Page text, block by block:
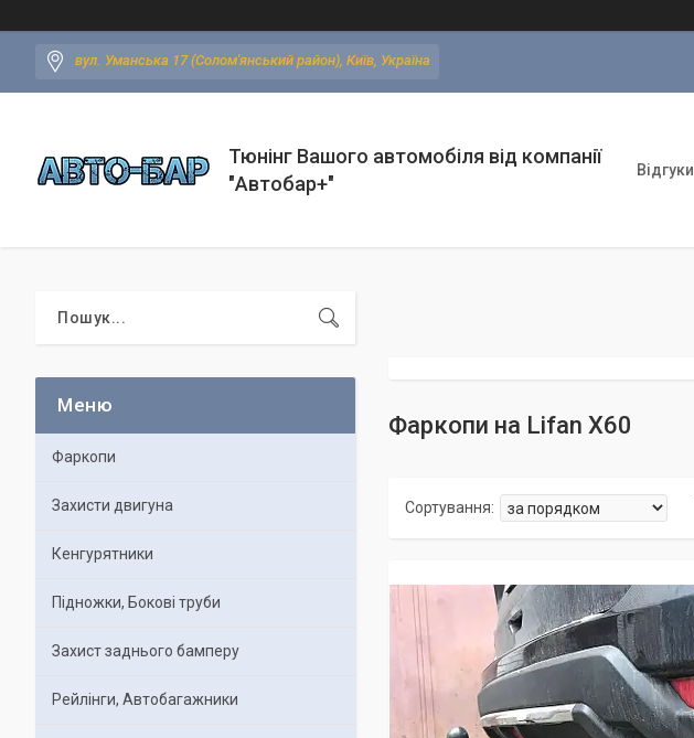
вул. Уманська 17 (Солом'янський район), Київ, Україна
Тюнінг Вашого автомобіля від компанії
"Автобар+"
Відгуки
Фаркопи на Lifan X60
Фаркопи
Захисти двигуна
Кенгурятники
Підножки, Бокові труби
Захист заднього бамперу
Рейлінги, Автобагажники